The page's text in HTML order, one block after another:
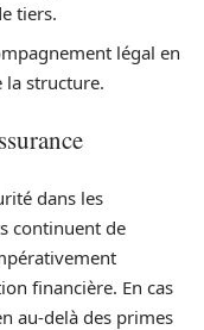
tiers.
légal en
la structure.
dans les
continuent de
financière. En cas
au-delà des primes